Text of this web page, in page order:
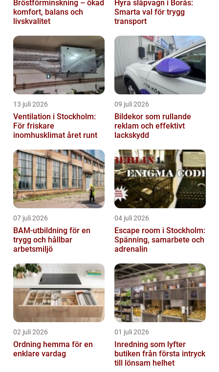
Bröstförminskning – ökad
komfort, balans och
livskvalitet
Hyra släpvagn i Borås:
Smarta val för trygg
transport
13 juli 2026
Ventilation i Stockholm:
För friskare
inomhusklimat året runt
09 juli 2026
Bildekor som rullande
reklam och effektivt
lackskydd
07 juli 2026
BAM-utbildning för en
trygg och hållbar
arbetsmiljö
04 juli 2026
Escape room i Stockholm:
Spänning, samarbete och
adrenalin
02 juli 2026
Ordning hemma för en
enklare vardag
01 juli 2026
Inredning som lyfter
butiken från första intryck
till lönsam helhet